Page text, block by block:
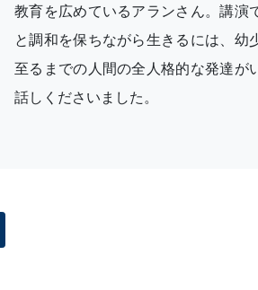
教育を広めているアランさん。講演
と調和を保ちながら生きるには、幼
至るまでの人間の全人格的な発達が
話しくださいました。